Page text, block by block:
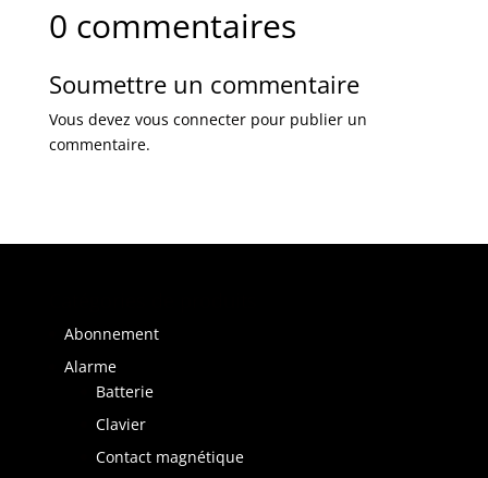
0 commentaires
Soumettre un commentaire
Vous devez vous connecterpour publier un
commentaire.
Abonnement
Alarme
Batterie
Clavier
Contact magnétique